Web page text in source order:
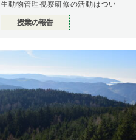
生動物管理視察研修の活動はつい
授業の報告